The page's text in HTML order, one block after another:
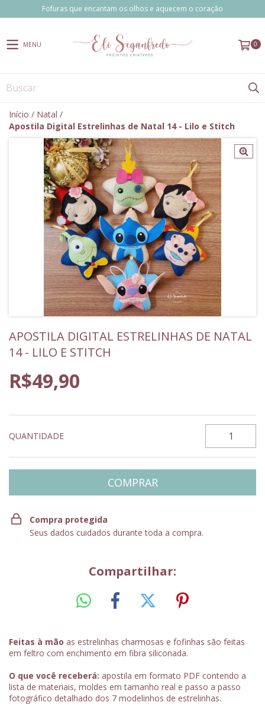
Fofuras que encantam os olhos e aquecem o coração
MENU 0
Início / Natal /
Apostila Digital Estrelinhas de Natal 14 - Lilo e Stitch
APOSTILA DIGITAL ESTRELINHAS DE NATAL
14 - LILO E STITCH
R$49,90
QUANTIDADE
Compra protegida
Seus dados cuidados durante toda a compra.
Compartilhar:
Feitas à mão as estrelinhas charmosas e fofinhas são feitas
em feltro com enchimento em fibra siliconada.
O que você receberá: apostila em formato PDF contendo a
lista de materiais, moldes em tamanho real e passo a passo
fotográfico detalhado dos 7 modelinhos de estrelinhas.